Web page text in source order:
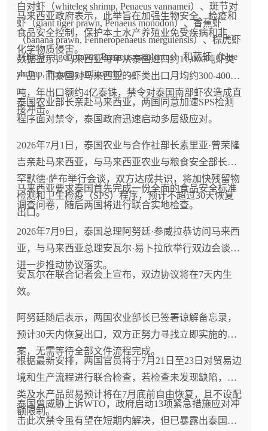
白对虾（whiteleg shrimp, Penaeus vannamei）、斑节对
虾（giant tiger prawn, Penaeus monodon）、香蕉虾
（banana prawn, Fenneropenaeus merguiensis）、棕虎虾
（brown tiger prawn, Penaeus esculentus）和蓝虾（blue
shrimp, Penaeus stylirostris）。
马来西亚政府表示，此举旨在加强生物安全、检疫和
食品安全控制，保护本土水产养殖业免受疾病和非法
化学物质侵害。
数据显示，马来西亚每年从泰国进口约11,000吨虾类
产品，而泰国对马来西亚的虾类出口月均约300-400
吨，年出口额约4亿泰铢，禁令对泰国南部虾农造成直
接冲击。
泰国农业部长亲赴马来西亚，两国同意加速SPS检测
程序面对禁令，泰国政府迅速启动多层级应对。
2026年7月1日，泰国农业与合作社部长素里亚·曾荣隆
吉亲赴马来西亚，与马来西亚农业与粮食安全部长穆
罕默德·萨布举行会谈，双方达成共识，将加快残留物
检测和卫生检疫（SPS）程序，预计不超过30天恢复
出口。
马来西亚要求泰国首先完成一份全面的食品安全标准
调查问卷，随后两国将进行联合实地检查。
2026年7月9日，泰国总理阿努廷·参威拉恭访问马来西
亚，与马来西亚总理安瓦尔·易卜拉欣举行双边会谈，
进一步推动协议落实。
安瓦尔在联合记者会上宣布，双边协议将在7天内生
效。
阿努廷随后表示，两国农业部长已签署谅解备忘录，
预计30天内恢复出口，双方正努力寻找立即实施的方
案，无需等待全部文件流程完成。
根据最新安排，两国官员将于7月21日至23日对贸易边
境和生产流程进行联合检查，若检查未发现缺陷，虾
类及水产品贸易预计将在7月底前自由恢复，且不设配
额限制。
泰国曾威胁上诉WTO，政府启动13项紧急措施应对冲
击此次禁令虽有望在短期内解决，但已暴露出泰国虾